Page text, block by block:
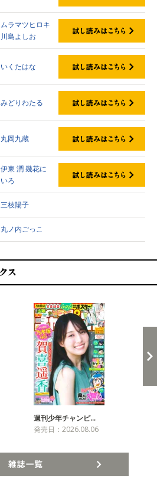
ムラマツヒロキ
川島よしお
いくたはな
みどりわたる
丸岡九蔵
伊東 潤幾花に
いろ
三枝陽子
丸ノ内ごっこ
週刊少年チャンピ…
発売日：2026.08.06